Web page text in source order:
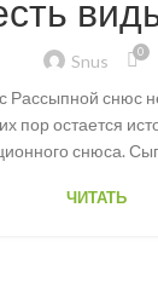
Snus 0
Рассыпной снюс
пор остается
снюса.
ЧИТАТЬ